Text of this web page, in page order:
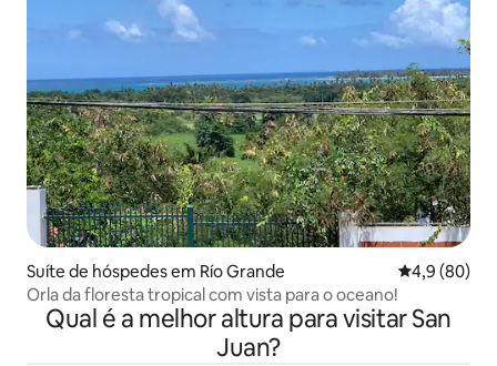
Suíte de hóspedes em Río Grande
4,9 (80)
Orla da floresta tropical com vista para o oceano!
Qual é a melhor altura para visitar San
Juan?